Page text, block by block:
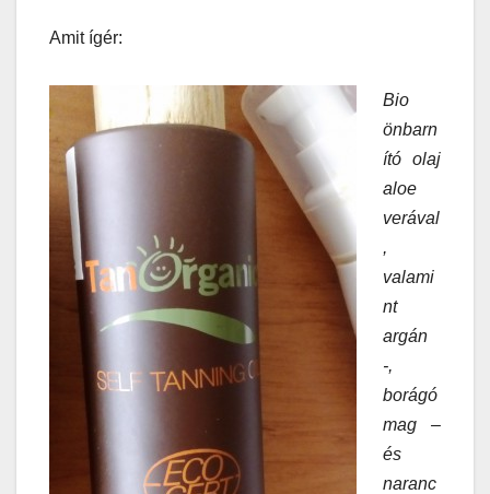
Amit ígér:
Bio
önbarn
ító olaj
aloe
verával
,
valami
nt
argán
-,
borágó
mag –
és
naranc